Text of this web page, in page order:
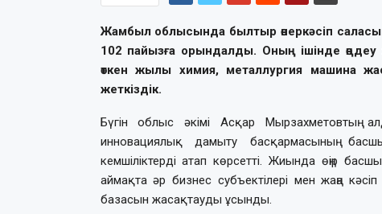
Жамбыл облысында былтыр өнеркәсіп
102 пайызға орындалды. Оның ішінде өңдеу
өткен жылы химия, металлургия машина
жеткіздік.
Бүгін облыс әкімі Асқар Мырзахметовтың
инновациялық дамыту басқармасының
кемшіліктерді атап көрсетті. Жиында өңір
аймақта әр бизнес субъектілері мен жаңа
базасын жасақтауды ұсынды.